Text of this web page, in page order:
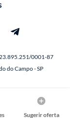
Sugerir oferta
23.895.251/0001-87
do Campo - SP